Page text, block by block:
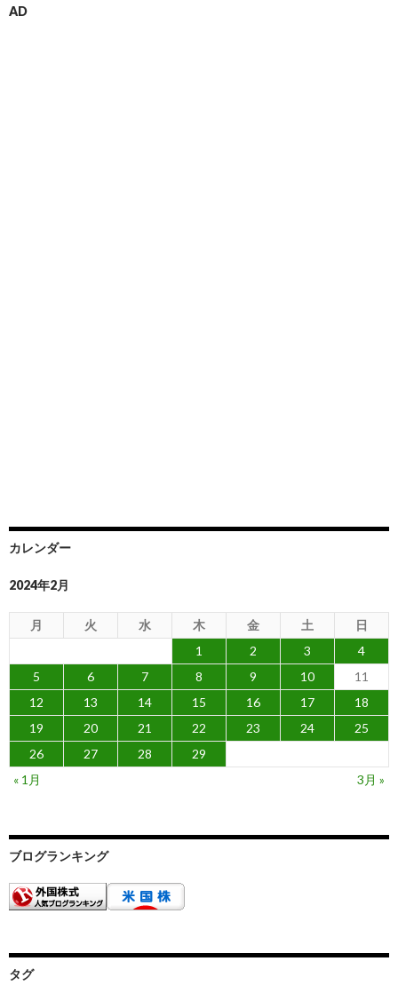
AD
カレンダー
2024年2月
月 火 水 木 金 土
日
1
2 3
4
5
6 7 8 9 10
11
12
13 14 15 16 17
18
19
20 21 22 23 24
25
26
27 28
29
« 1月
3月 »
ブログランキング
タグ